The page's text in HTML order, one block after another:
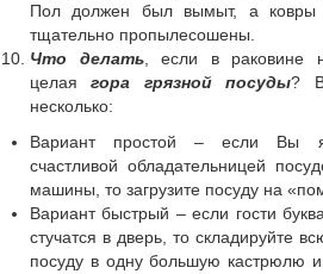
Пол должен был вымыт, а ковры
тщательно пропылесошены.
Что делать, если в раковине
целаягора грязной посуды?
несколько:
Вариант простой – если Вы
счастливой обладательницей
машины, то загрузите посуду на
Вариант быстрый – если гости
стучатся в дверь, то складируйте
посуду в одну большую кастрюлю и